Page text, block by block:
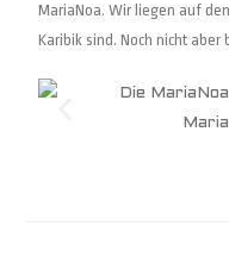
MariaNoa. Wir liegen auf
Karibik sind. Noch nicht